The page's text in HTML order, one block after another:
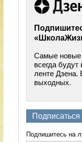
Самые новые
всегда
ленте Дзена.
выходных.
Подпишитесь на